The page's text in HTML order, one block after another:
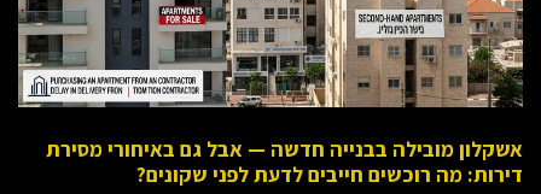
אשקלון מובילה בבנייה חדשה — אבל גם באיחורי מסירת
דירות: מה רוכשים חייבים לדעת לפני שקונים?